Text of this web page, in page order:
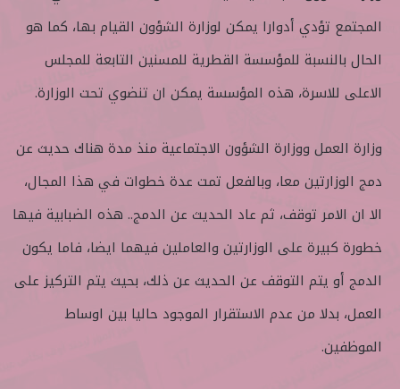
المجتمع تؤدي أدوارا يمكن لوزارة الشؤون القيام بها، كما هو
الحال بالنسبة للمؤسسة القطرية للمسنين التابعة للمجلس
الاعلى للاسرة، هذه المؤسسة يمكن ان تنضوي تحت الوزارة.
وزارة العمل ووزارة الشؤون الاجتماعية منذ مدة هناك حديث عن
دمج الوزارتين معا، وبالفعل تمت عدة خطوات في هذا المجال،
الا ان الامر توقف، ثم عاد الحديث عن الدمج.. هذه الضبابية فيها
خطورة كبيرة على الوزارتين والعاملين فيهما ايضا، فاما يكون
الدمج أو يتم التوقف عن الحديث عن ذلك، بحيث يتم التركيز على
العمل، بدلا من عدم الاستقرار الموجود حاليا بين اوساط
الموظفين.